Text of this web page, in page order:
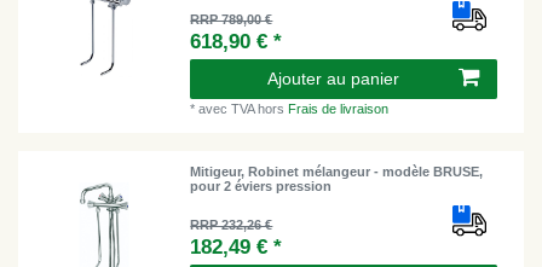
RRP 789,00 €
618,90 € *
Ajouter au panier
*avec TVAhors Frais de livraison
Mitigeur, Robinet mélangeur - modèle BRUSE,
pour 2 éviers pression
RRP 232,26 €
182,49 € *